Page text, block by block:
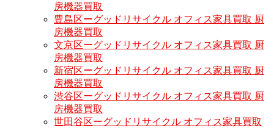
房機器買取
豊島区ーグッドリサイクル オフィス家具買取 厨
房機器買取
文京区ーグッドリサイクル オフィス家具買取 厨
房機器買取
新宿区ーグッドリサイクル オフィス家具買取 厨
房機器買取
渋谷区ーグッドリサイクル オフィス家具買取 厨
房機器買取
世田谷区ーグッドリサイクル オフィス家具買取